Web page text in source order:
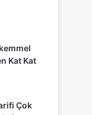
Kat Kat
Çok